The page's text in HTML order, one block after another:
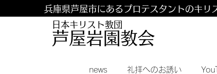
兵庫県芦屋市にあるプロテスタントのキリ
日本キリスト教団
​​芦屋岩園教会
news 礼拝へのお誘い